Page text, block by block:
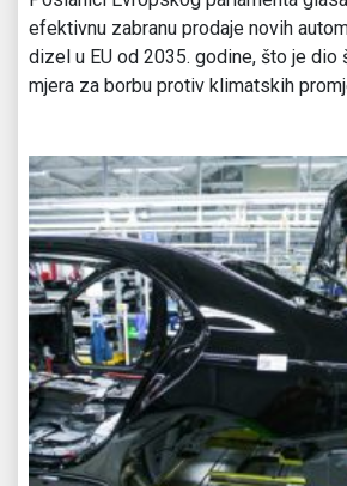
efektivnu zabranu prodaje novih
dizel u EU od 2035. godine, što je dio
mjera za borbu protiv klimatskih